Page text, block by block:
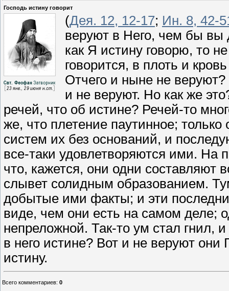
Господь истину говорит
(Дея. 12, 12-17; Ин. 8, 42-
веруют в Него, чем бы вы
как Я истину говорю, то
говорится, в плоть и
Отчего и ныне не веруют?
и не веруют. Но как же
речей, что об истине? Речей-то
же, что плетение паутинное;
систем их без оснований, и
все-таки удовлетворяются ими. На
что, кажется, они одни составляют
слывет солидным образованием.
добытые ими факты; и эти
виде, чем они есть на самом деле;
непреложной. Так-то ум стал гнил,
в него истине? Вот и не веруют они
истину.
Всего комментариев: 0